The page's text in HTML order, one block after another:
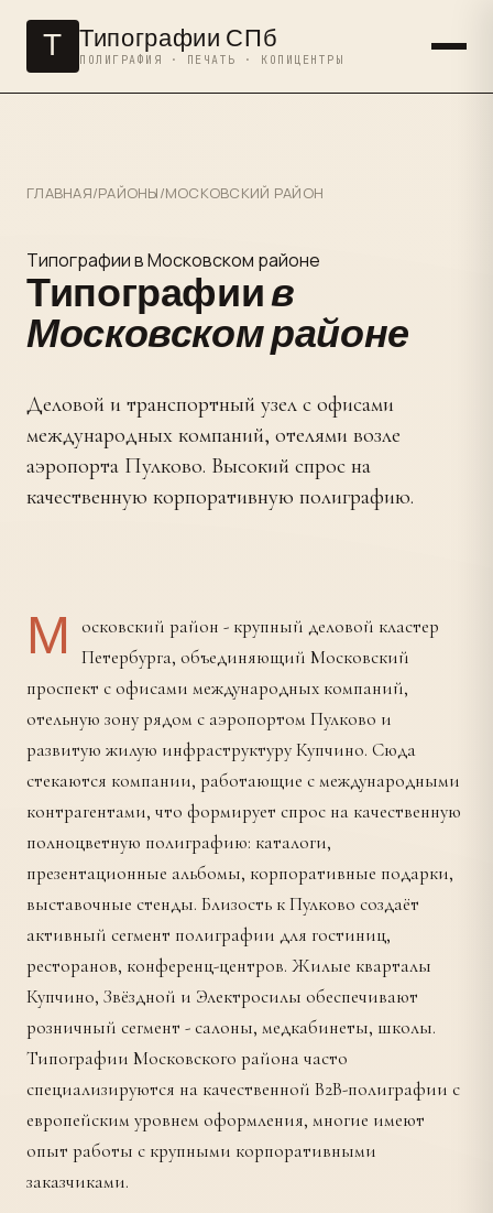
Т Типографии СПб
ПОЛИГРАФИЯ · ПЕЧАТЬ · КОПИЦЕНТРЫ
ГЛАВНАЯ/РАЙОНЫ/МОСКОВСКИЙ РАЙОН
Типографии в Московском районе
Типографиив
Московском районе
Деловой и транспортный узел с офисами
международных компаний, отелями возле
аэропорта Пулково. Высокий спрос на
качественную корпоративную полиграфию.
М
осковский район - крупный деловой кластер
Петербурга, объединяющий Московский
проспект с офисами международных компаний,
отельную зону рядом с аэропортом Пулково и
развитую жилую инфраструктуру Купчино. Сюда
стекаются компании, работающие с международными
контрагентами, что формирует спрос на качественную
полноцветную полиграфию: каталоги,
презентационные альбомы, корпоративные подарки,
выставочные стенды. Близость к Пулково создаёт
активный сегмент полиграфии для гостиниц,
ресторанов, конференц-центров. Жилые кварталы
Купчино, Звёздной и Электросилы обеспечивают
розничный сегмент - салоны, медкабинеты, школы.
Типографии Московского района часто
специализируются на качественной B2B-полиграфии с
европейским уровнем оформления, многие имеют
опыт работы с крупными корпоративными
заказчиками.